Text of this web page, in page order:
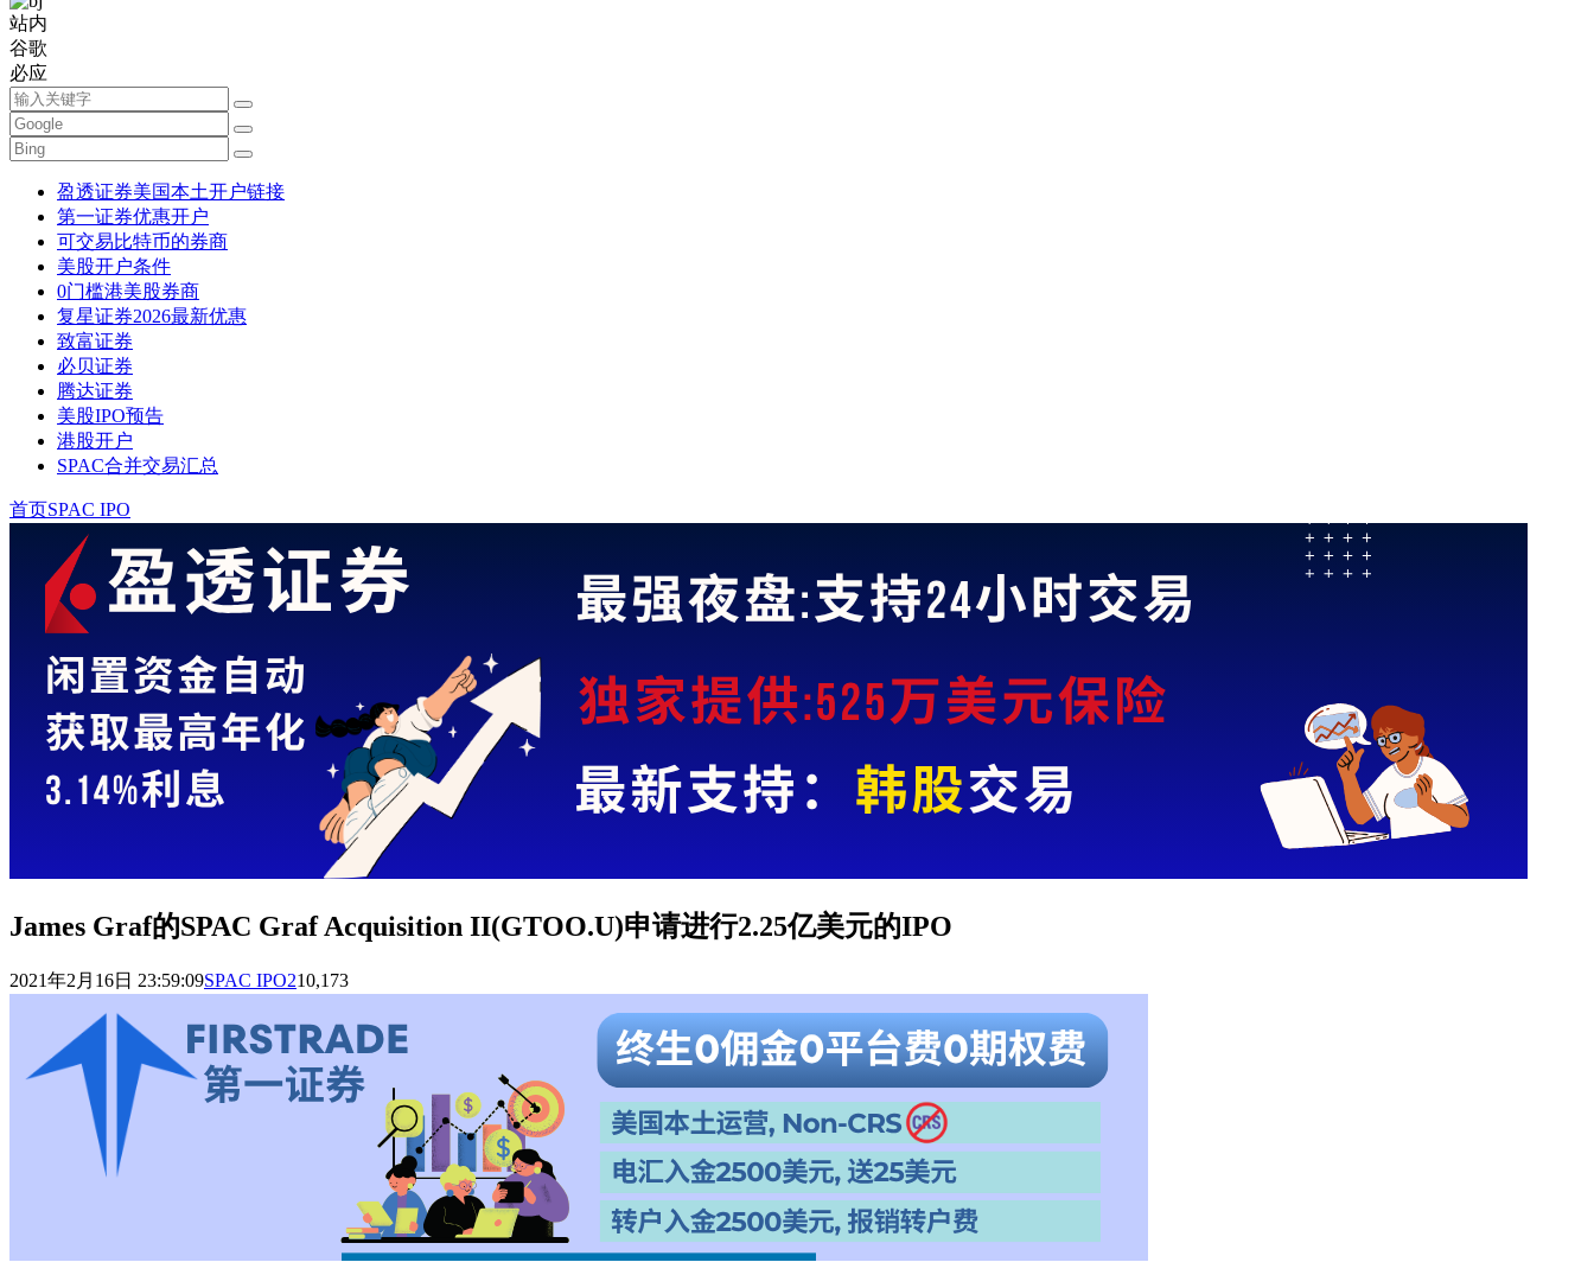
站内
谷歌
必应
盈透证券美国本土开户链接
第一证券优惠开户
可交易比特币的券商
美股开户条件
0门槛港美股券商
复星证券2026最新优惠
致富证券
必贝证券
腾达证券
美股IPO预告
港股开户
SPAC合并交易汇总
首页SPAC IPO
James Graf的SPAC Graf Acquisition II(GTOO.U)申请进行2.25亿美元的IPO
2021年2月16日 23:59:09SPAC IPO210,173